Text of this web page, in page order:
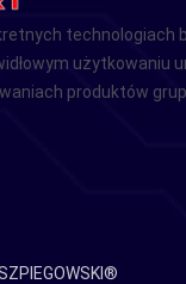
technologiach
użytkowaniu
produktów